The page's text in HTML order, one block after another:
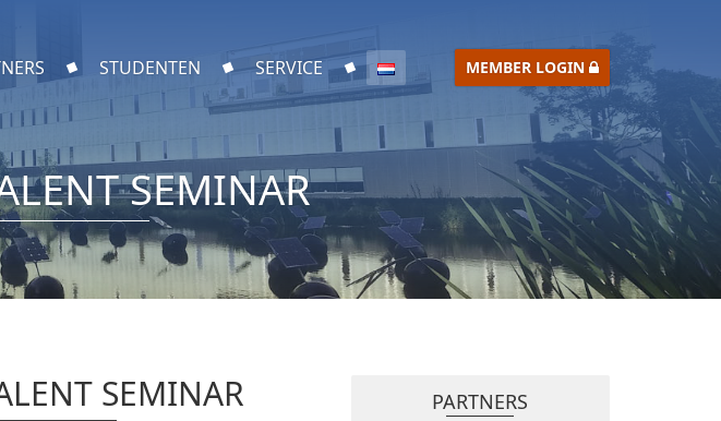
STUDENTEN SERVICE MEMBER LOGIN
SEMINAR
SEMINAR PARTNERS